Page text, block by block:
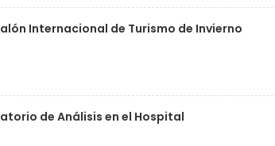
Internacional de Turismo de Invierno
de Análisis en el Hospital